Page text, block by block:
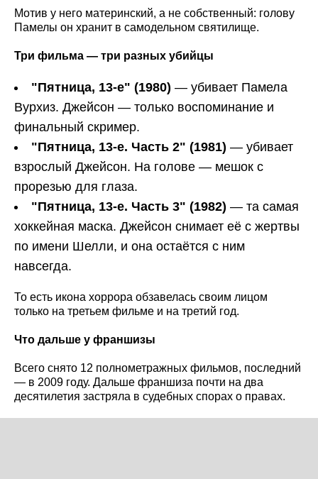
Мотив у него материнский, а не собственный: голову
Памелы он хранит в самодельном святилище.
Три фильма — три разных убийцы
"Пятница, 13-е" (1980) — убивает Памела
Вурхиз. Джейсон — только воспоминание и
финальный скример.
"Пятница, 13-е. Часть 2" (1981) — убивает
взрослый Джейсон. На голове — мешок с
прорезью для глаза.
"Пятница, 13-е. Часть 3" (1982) — та самая
хоккейная маска. Джейсон снимает её с жертвы
по имени Шелли, и она остаётся с ним
навсегда.
То есть икона хоррора обзавелась своим лицом
только на третьем фильме и на третий год.
Что дальше у франшизы
Всего снято 12 полнометражных фильмов, последний
— в 2009 году. Дальше франшиза почти на два
десятилетия застряла в судебных спорах о правах.